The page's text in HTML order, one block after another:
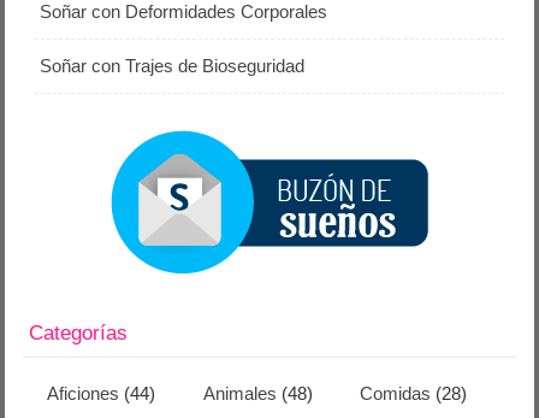
Soñar con Deformidades Corporales
Soñar con Trajes de Bioseguridad
Categorías
Aficiones (44) Animales (48) Comidas (28)